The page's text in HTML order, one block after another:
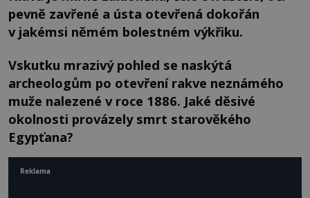
pevně zavřené a ústa otevřená dokořán
v jakémsi němém bolestném výkřiku.
Vskutku mrazivý pohled se naskýtá
archeologům po otevření rakve neznámého
muže nalezené v roce 1886. Jaké děsivé
okolnosti provázely smrt starověkého
Egypťana?
Reklama